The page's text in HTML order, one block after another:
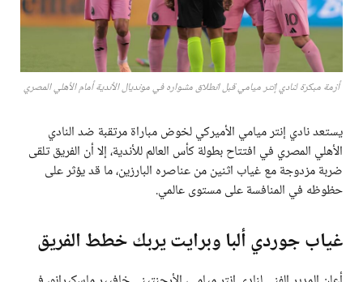
أزمة مبكرة لنادي إنتر ميامي قبل انطلاق مشواره في مونديال الأندية أمام الأهلي المصري
يستعد نادي إنتر ميامي الأميركي لخوض مباراة مرتقبة ضد النادي
الأهلي المصري في افتتاح بطولة كأس العالم للأندية، إلا أن الفريق تلقى
ضربة مزدوجة مع غياب اثنين من عناصره البارزين، ما قد يؤثر على
حظوظه في المنافسة على مستوى عالمي.
غياب جوردي ألبا وبرايت يربك خطط الفريق